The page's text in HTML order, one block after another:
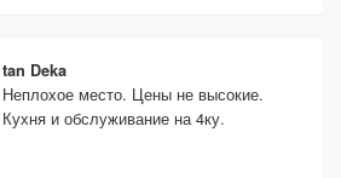
tan Deka
Неплохое место. Цены не высокие.
Кухня и обслуживание на 4ку.